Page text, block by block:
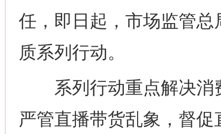
任，即日起，市场监管
质系列行动。
系列行动重点解决消
严管直播带货乱象，督